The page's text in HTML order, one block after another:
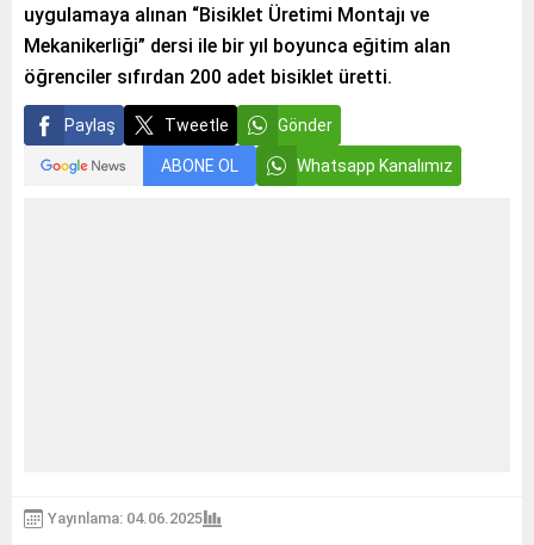
uygulamaya alınan “Bisiklet Üretimi Montajı ve
Mekanikerliği” dersi ile bir yıl boyunca eğitim alan
öğrenciler sıfırdan 200 adet bisiklet üretti.
Paylaş Tweetle Gönder
ABONE OL Whatsapp Kanalımız
Yayınlama: 04.06.2025